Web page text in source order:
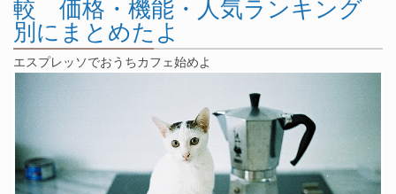
較 価格・機能・人気ランキング
別にまとめたよ
エスプレッソでおうちカフェ始めよ